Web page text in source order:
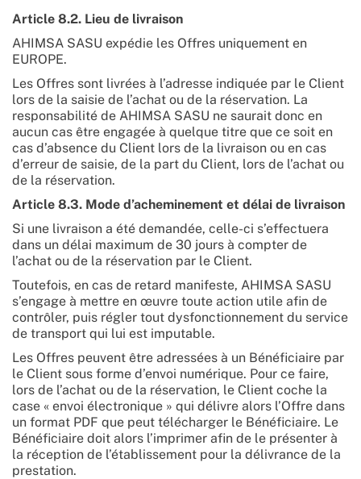
Article 8.2. Lieu de livraison
AHIMSA SASU expédie les Offres uniquement en
EUROPE.
Les Offres sont livrées à l’adresse indiquée par le Client
lors de la saisie de l’achat ou de la réservation. La
responsabilité de AHIMSA SASU ne saurait donc en
aucun cas être engagée à quelque titre que ce soit en
cas d’absence du Client lors de la livraison ou en cas
d’erreur de saisie, de la part du Client, lors de l’achat ou
de la réservation.
Article 8.3. Mode d’acheminement et délai de livraison
Si une livraison a été demandée, celle-ci s’effectuera
dans un délai maximum de 30 jours à compter de
l’achat ou de la réservation par le Client.
Toutefois, en cas de retard manifeste, AHIMSA SASU
s’engage à mettre en œuvre toute action utile afin de
contrôler, puis régler tout dysfonctionnement du service
de transport qui lui est imputable.
Les Offres peuvent être adressées à un Bénéficiaire par
le Client sous forme d’envoi numérique. Pour ce faire,
lors de l’achat ou de la réservation, le Client coche la
case « envoi électronique » qui délivre alors l’Offre dans
un format PDF que peut télécharger le Bénéficiaire. Le
Bénéficiaire doit alors l’imprimer afin de le présenter à
la réception de l’établissement pour la délivrance de la
prestation.